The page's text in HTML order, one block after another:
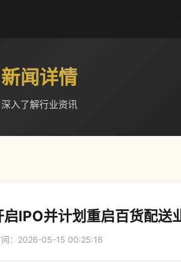
新闻详情
深入了解行业资讯
IPO并计划重启百货配送
间：2026-05-15 00:25:16